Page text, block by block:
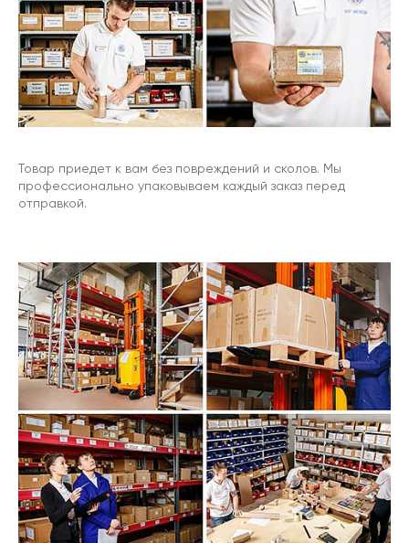
Товар приедет к вам без повреждений и сколов. Мы
профессионально упаковываем каждый заказ перед
отправкой.